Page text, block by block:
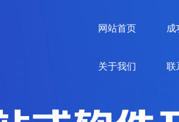
网站首页 成
关于我们 联